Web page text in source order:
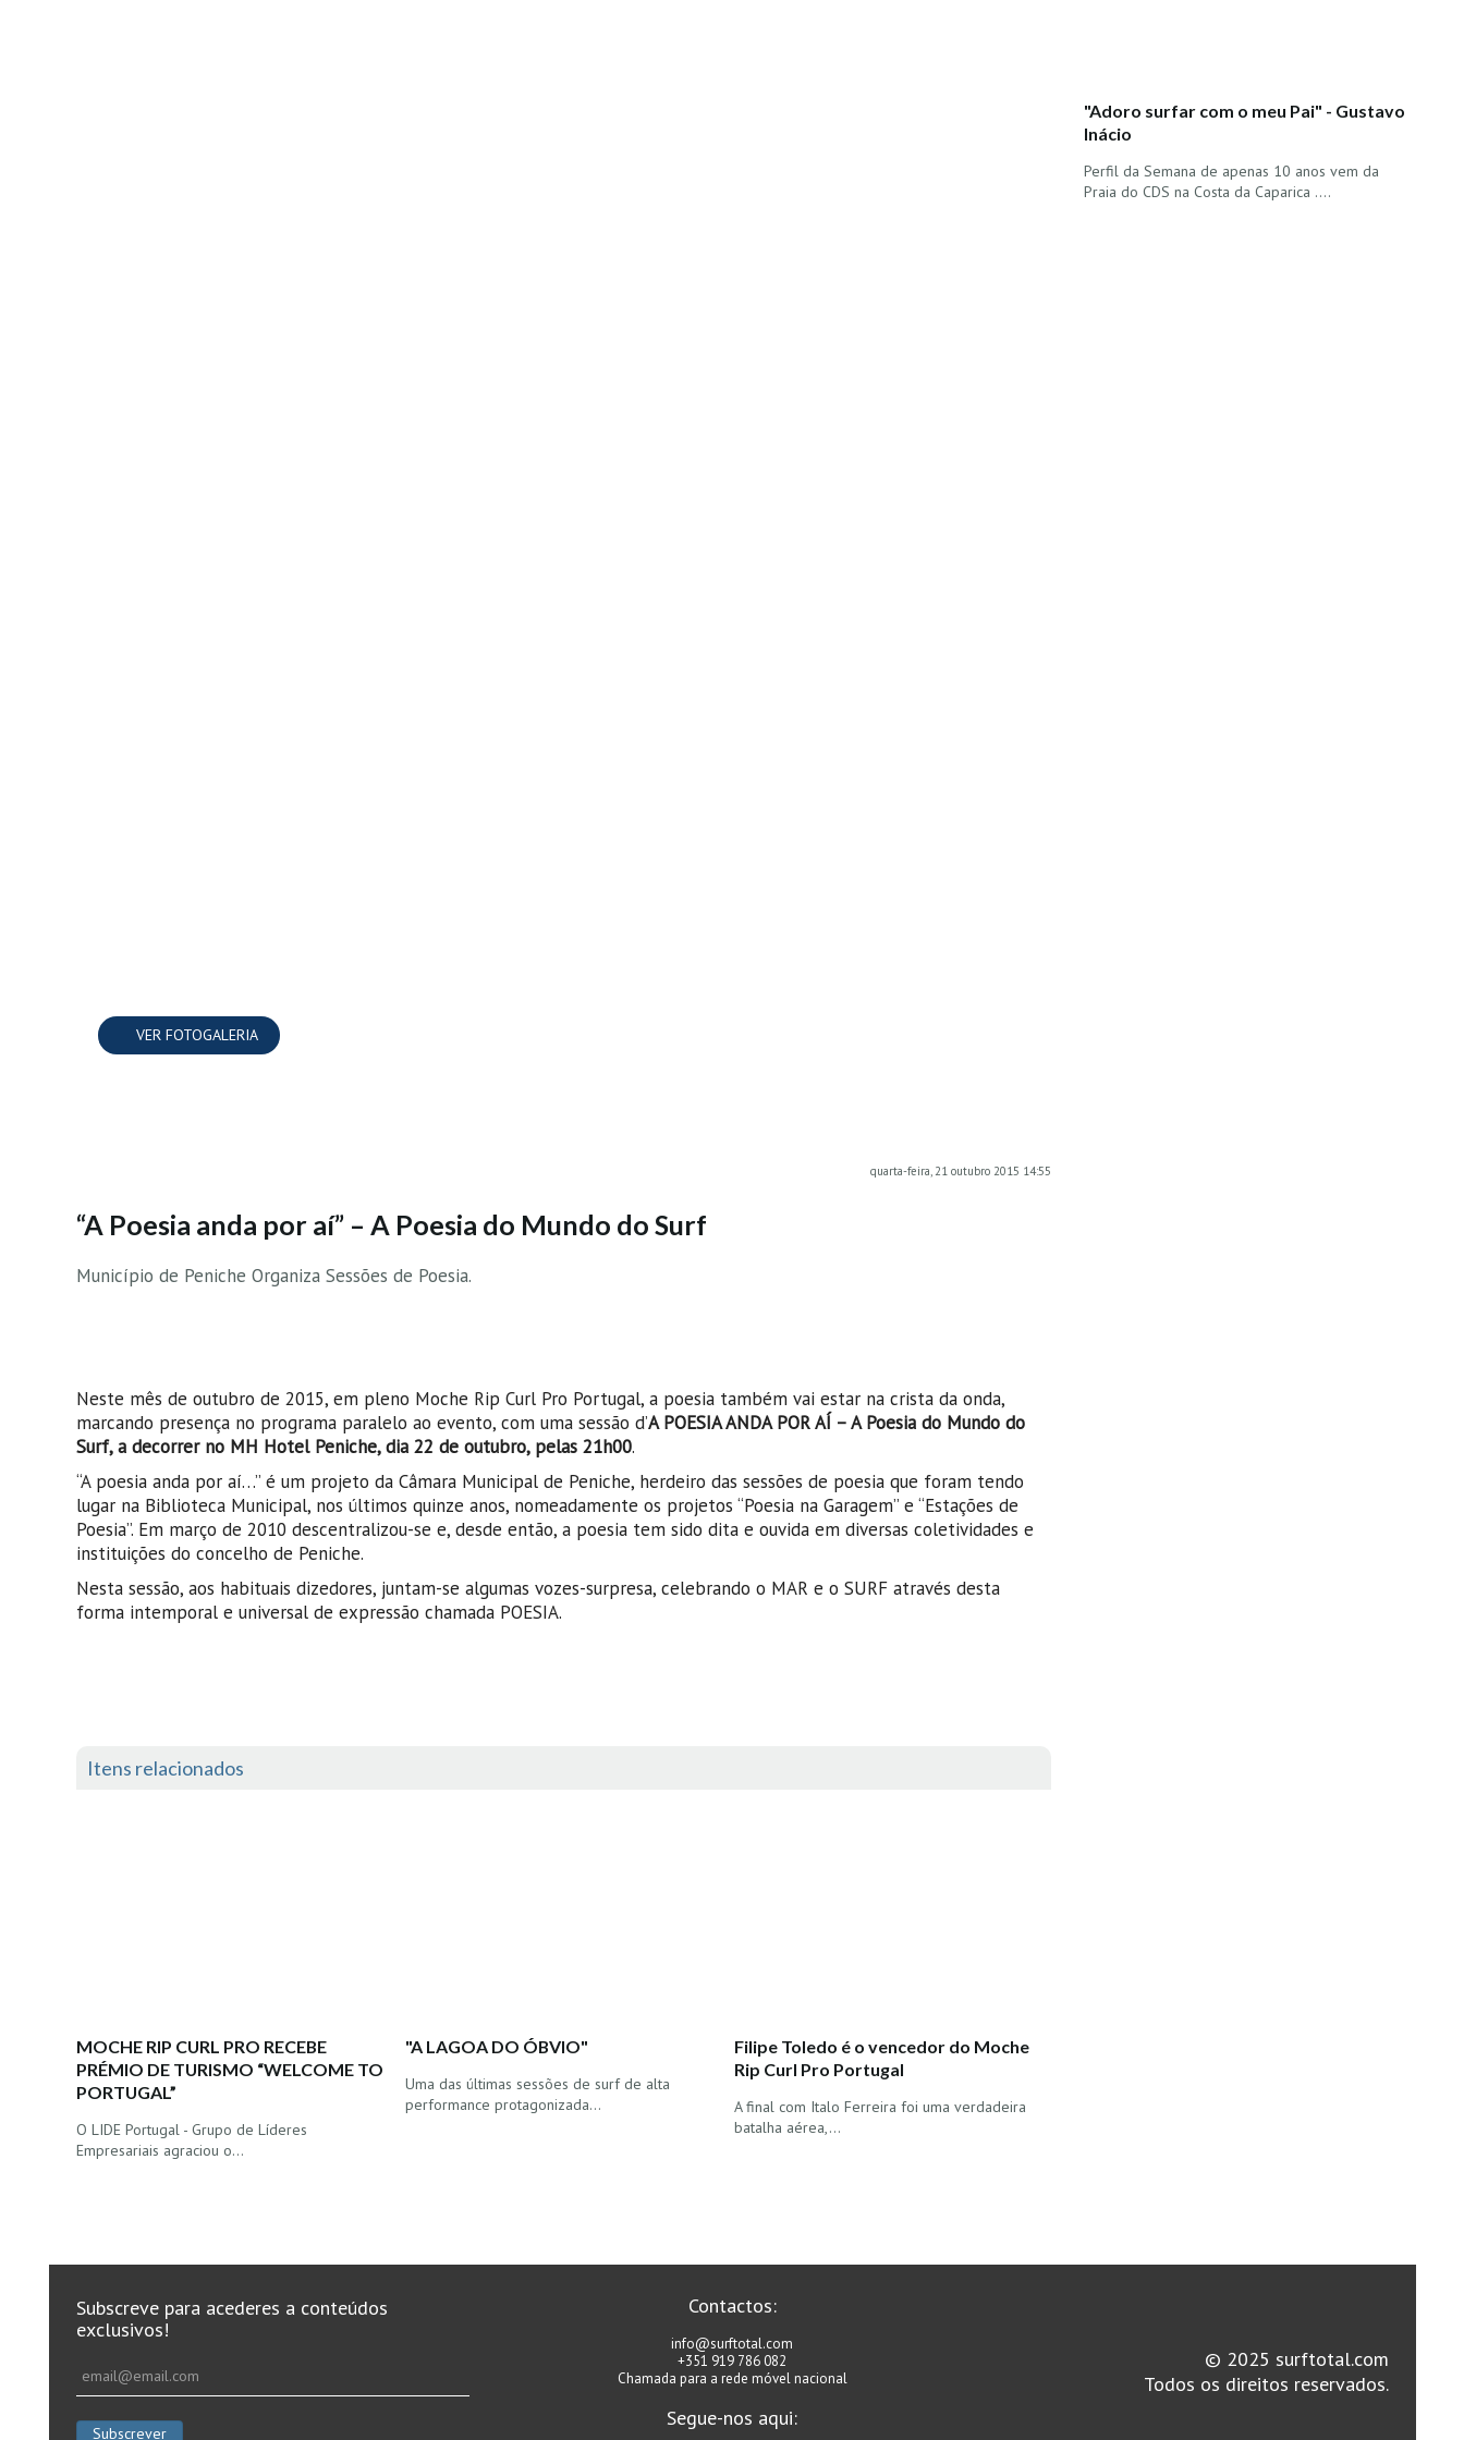
VER FOTOGALERIA
quarta-feira, 21 outubro 2015 14:55
“A Poesia anda por aí” – A Poesia do Mundo do Surf
Município de Peniche Organiza Sessões de Poesia.
Neste mês de outubro de 2015, em pleno Moche Rip Curl Pro Portugal, a poesia também vai estar na crista da onda,
marcando presença no programa paralelo ao evento, com uma sessão d’A POESIA ANDA POR AÍ – A Poesia do Mundo do
Surf, a decorrer no MH Hotel Peniche, dia 22 de outubro, pelas 21h00.
“A poesia anda por aí…” é um projeto da Câmara Municipal de Peniche, herdeiro das sessões de poesia que foram tendo
lugar na Biblioteca Municipal, nos últimos quinze anos, nomeadamente os projetos “Poesia na Garagem” e “Estações de
Poesia”. Em março de 2010 descentralizou-se e, desde então, a poesia tem sido dita e ouvida em diversas coletividades e
instituições do concelho de Peniche.
Nesta sessão, aos habituais dizedores, juntam-se algumas vozes-surpresa, celebrando o MAR e o SURF através desta
forma intemporal e universal de expressão chamada POESIA.
Itens relacionados
MOCHE RIP CURL PRO RECEBE
PRÉMIO DE TURISMO “WELCOME TO
PORTUGAL”
O LIDE Portugal - Grupo de Líderes
Empresariais agraciou o…
"A LAGOA DO ÓBVIO"
Uma das últimas sessões de surf de alta
performance protagonizada…
Filipe Toledo é o vencedor do Moche
Rip Curl Pro Portugal
A final com Italo Ferreira foi uma verdadeira
batalha aérea,…
"Adoro surfar com o meu Pai" - Gustavo
Inácio
Perfil da Semana de apenas 10 anos vem da
Praia do CDS na Costa da Caparica ....
Subscreve para acederes a conteúdos
exclusivos!
Contactos:
info@surftotal.com
+351 919 786 082
Chamada para a rede móvel nacional
Segue-nos aqui:
© 2025 surftotal.com
Todos os direitos reservados.